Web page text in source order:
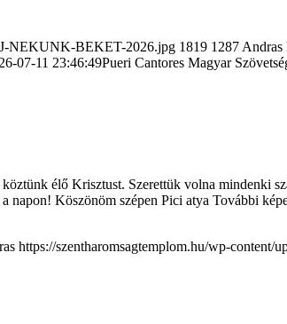
NEKUNK-BEKET-2026.jpg 1819 1287 Andras
07-11 23:46:49Pueri Cantores Magyar
élő Krisztust. Szerettük volna mindenki
a napon! Köszönöm szépen Pici atya További
https://szentharomsagtemplom.hu/wp-content/